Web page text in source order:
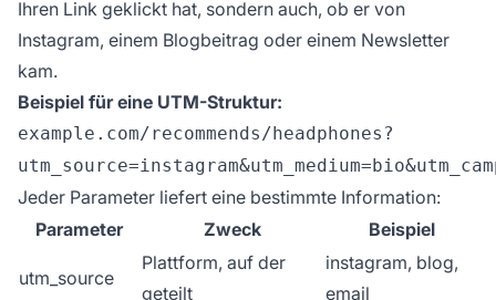
Ihren Link geklickt hat, sondern auch, ob er von
Instagram, einem Blogbeitrag oder einem Newsletter
kam.
Beispiel für eine UTM-Struktur:
example.com/recommends/headphones?
Jeder Parameter liefert eine bestimmte Information:
Parameter
Zweck Beispiel
utm_source
Plattform, auf der
geteilt
instagram, blog,
email